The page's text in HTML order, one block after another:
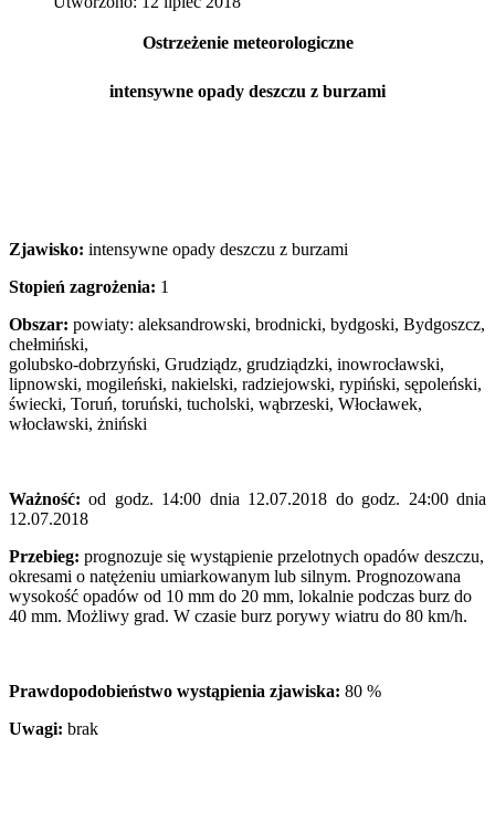
Ostrzeżenie meteorologiczne
intensywne opady deszczu z burzami
Zjawisko: intensywne opady deszczu z burzami
Stopień zagrożenia: 1
Obszar: powiaty: aleksandrowski, brodnicki, bydgoski, Bydgoszcz,
chełmiński,
golubsko-dobrzyński, Grudziądz, grudziądzki, inowrocławski,
lipnowski, mogileński, nakielski, radziejowski, rypiński, sępoleński,
świecki, Toruń, toruński, tucholski, wąbrzeski, Włocławek,
włocławski, żniński
Ważność:od godz. 14:00 dnia 12.07.2018 do godz. 24:00 dnia
12.07.2018
Przebieg: prognozuje się wystąpienie przelotnych opadów deszczu,
okresami o natężeniu umiarkowanym lub silnym. Prognozowana
wysokość opadów od 10 mm do 20 mm, lokalnie podczas burz do
40 mm. Możliwy grad. W czasie burz porywy wiatru do 80 km/h.
Prawdopodobieństwo wystąpienia zjawiska: 80 %
Uwagi: brak